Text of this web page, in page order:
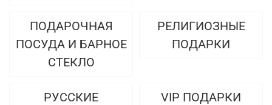
ПОДАРОЧНАЯ
ПОСУДА И БАРНОЕ
СТЕКЛО
РЕЛИГИОЗНЫЕ
ПОДАРКИ
РУССКИЕ
VIP ПОДАРКИ